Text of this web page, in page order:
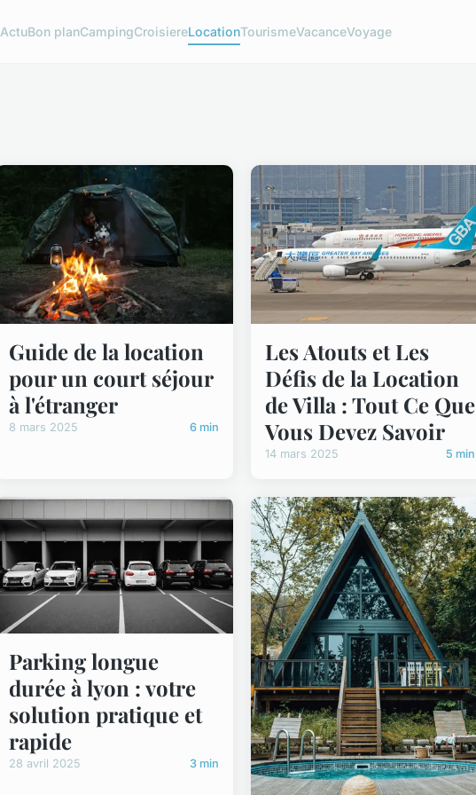
ActuBon planCampingCroisiereLocationTourismeVacanceVoyage
Guide de la location
pour un court séjour
à l'étranger
8 mars 2025 6 min
Les Atouts et Les
Défis de la Location
de Villa : Tout Ce Que
Vous Devez Savoir
14 mars 2025 5 min
Parking longue
durée à lyon : votre
solution pratique et
rapide
28 avril 2025 3 min